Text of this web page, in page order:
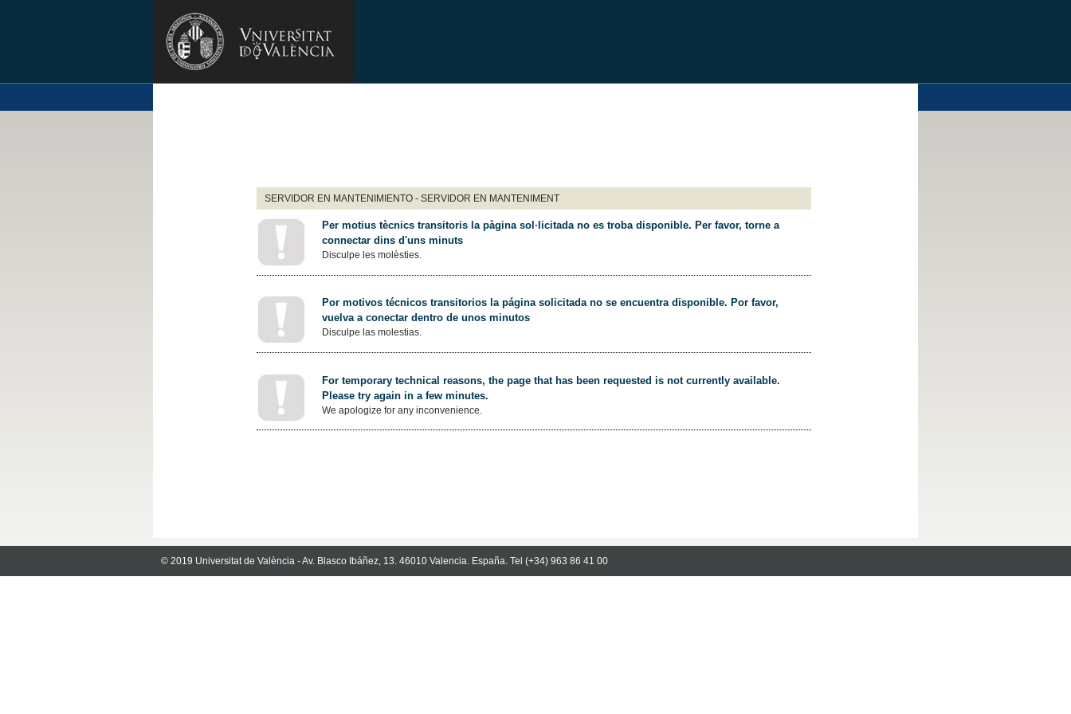
SERVIDOR EN MANTENIMIENTO - SERVIDOR EN MANTENIMENT
Per motius tècnics transitoris la pàgina sol·licitada no es troba disponible. Per favor, torne a
connectar dins d'uns minuts
Disculpe les molèsties.
Por motivos técnicos transitorios la página solicitada no se encuentra disponible. Por favor,
vuelva a conectar dentro de unos minutos
Disculpe las molestias.
For temporary technical reasons, the page that has been requested is not currently available.
Please try again in a few minutes.
We apologize for any inconvenience.
© 2019 Universitat de València - Av. Blasco Ibáñez, 13. 46010 Valencia. España. Tel (+34) 963 86 41 00